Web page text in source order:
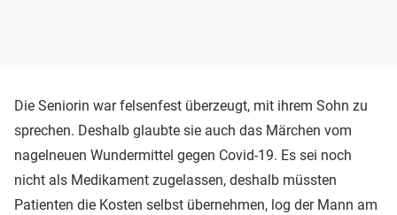
Die Seniorin war felsenfest überzeugt, mit ihrem Sohn zu
sprechen. Deshalb glaubte sie auch das Märchen vom
nagelneuen Wundermittel gegen Covid-19. Es sei noch
nicht als Medikament zugelassen, deshalb müssten
Patienten die Kosten selbst übernehmen, log der Mann am